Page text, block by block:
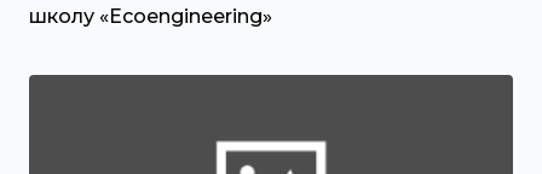
школу «Ecoengineering»